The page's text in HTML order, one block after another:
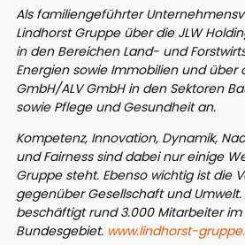
Als familiengeführter
Lindhorst Gruppe über die JLW
in den Bereichen Land- und
Energien sowie Immobilien und über
GmbH/ALV GmbH in den Sektoren
sowie Pflege und Gesundheit an.
Kompetenz, Innovation, Dynamik,
und Fairness sind dabei nur einige
Gruppe steht. Ebenso wichtig ist die
gegenüber Gesellschaft und Umwelt.
beschäftigt rund 3.000 Mitarbeiter im
Bundesgebiet. www.lindhorst-